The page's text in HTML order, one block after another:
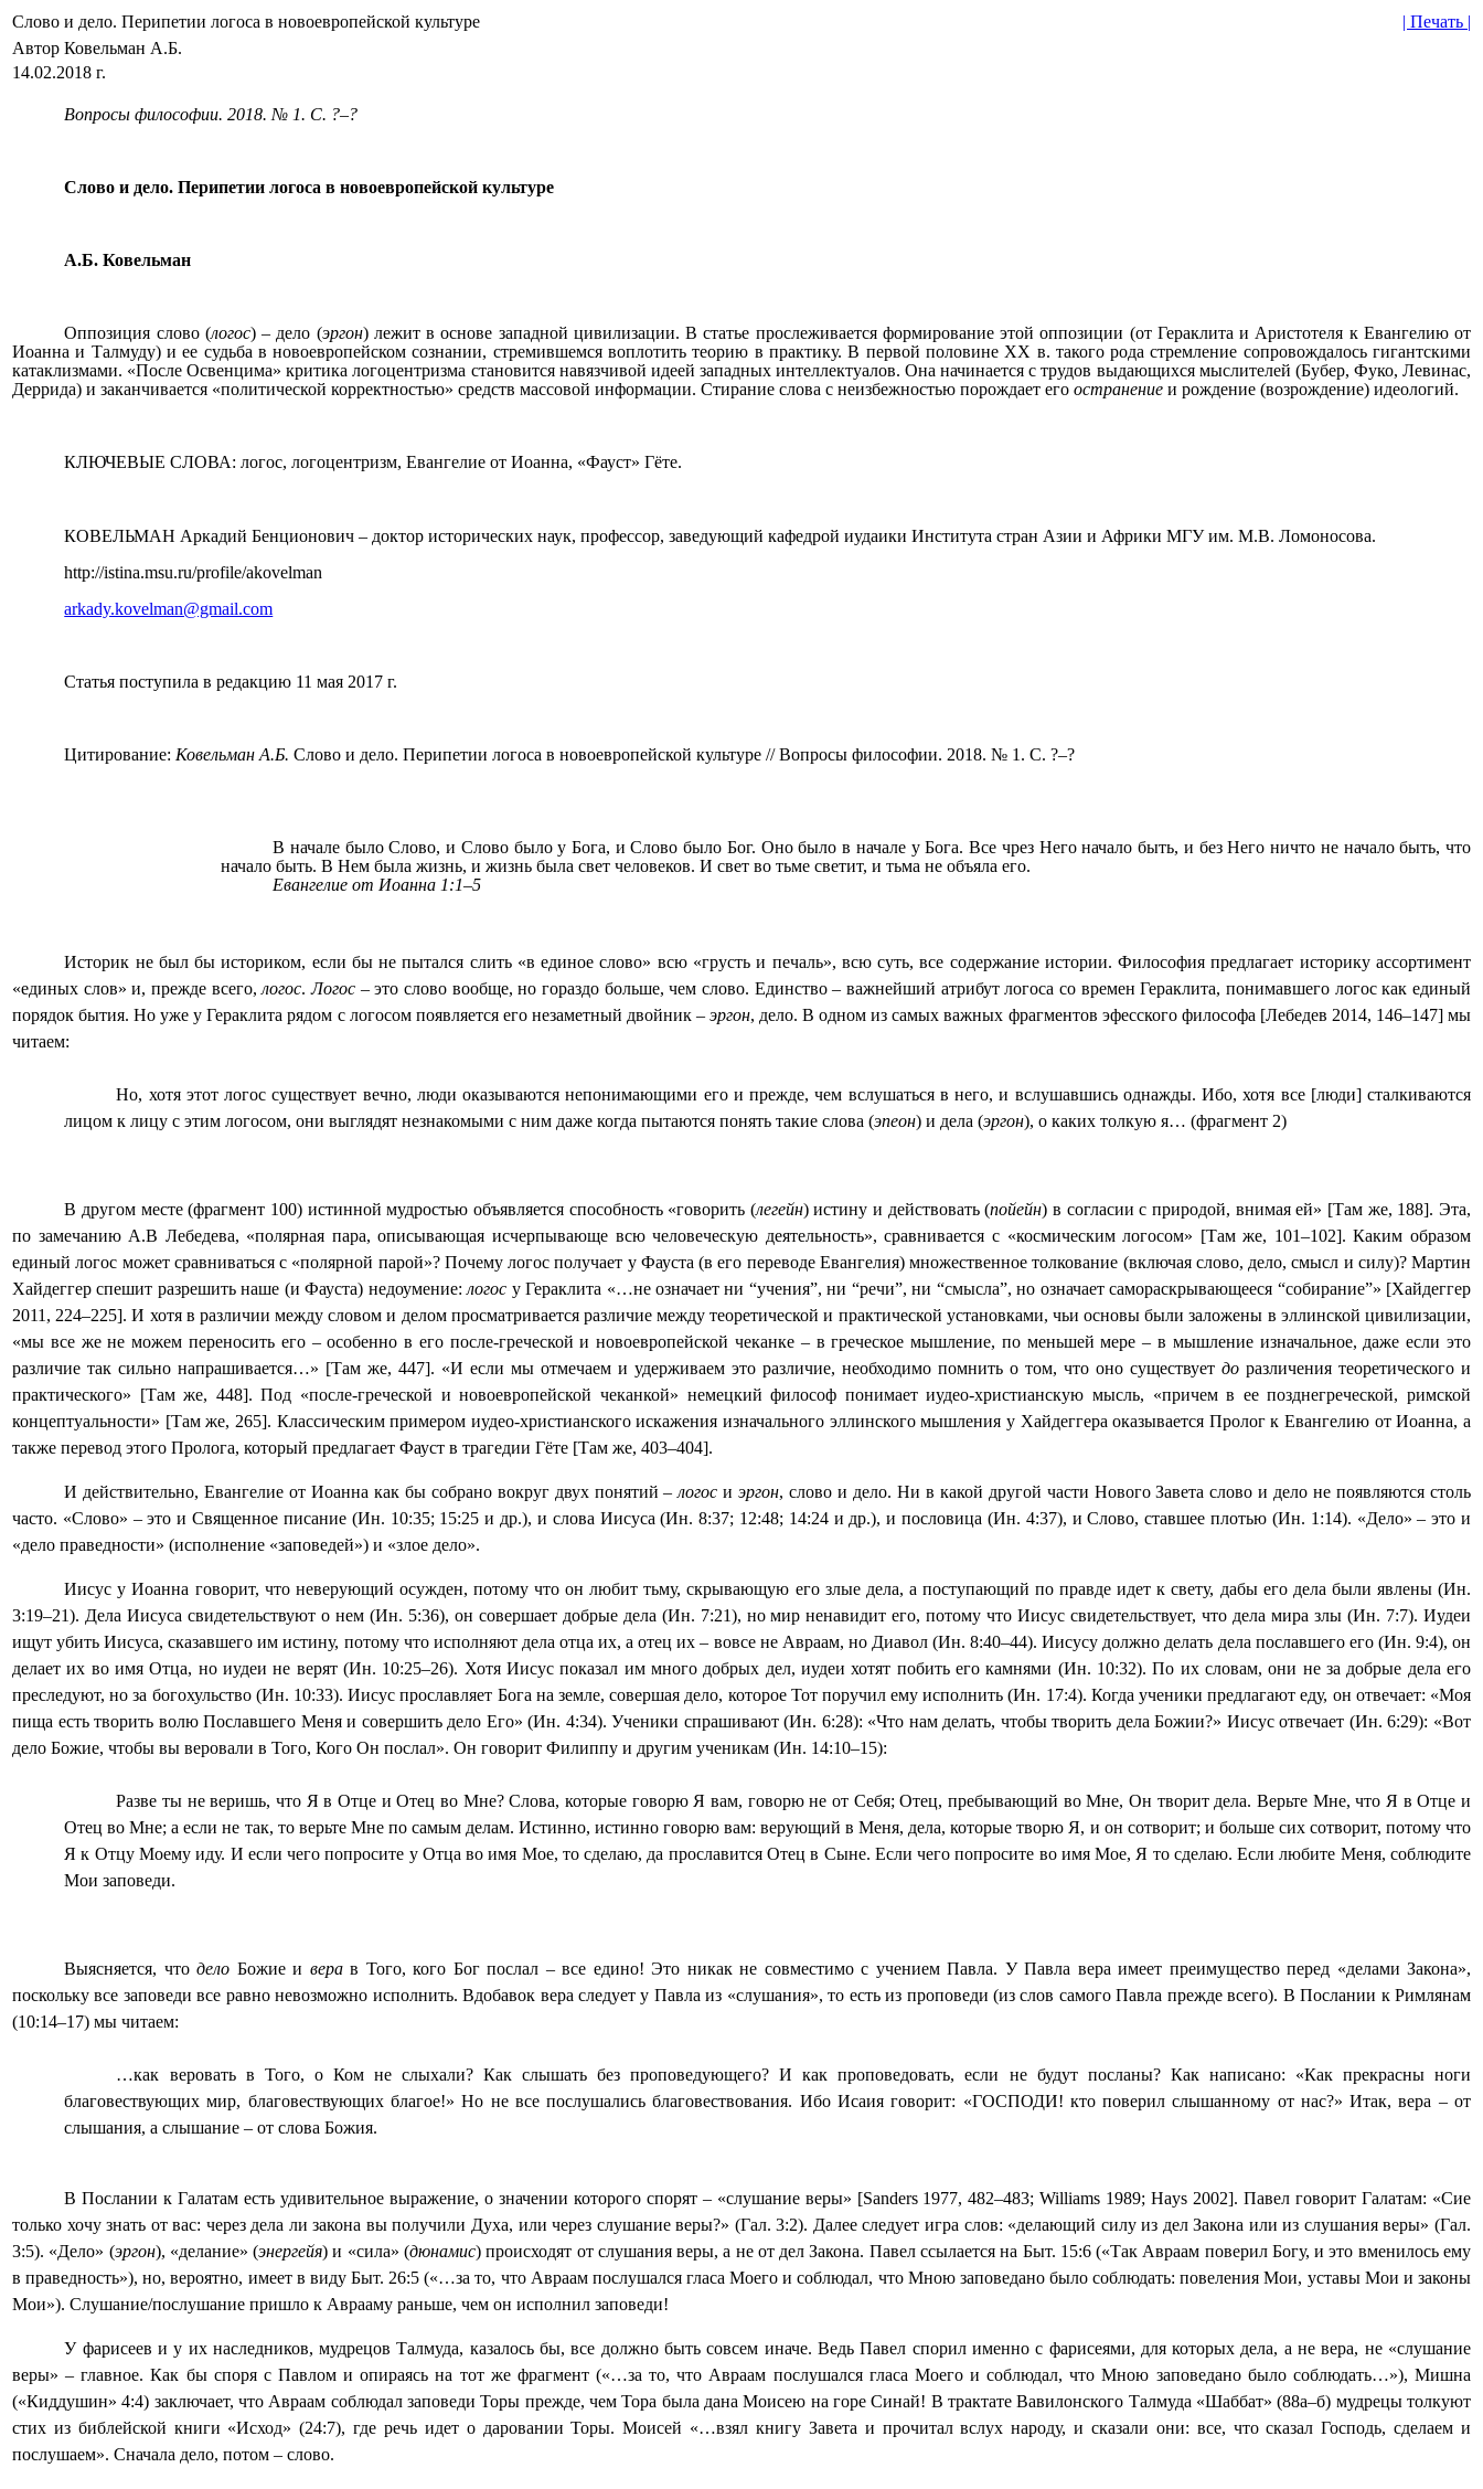
Слово и дело. Перипетии логоса в новоевропейской культуре
| Печать |
Автор Ковельман А.Б.
14.02.2018 г.
Вопросы философии. 2018. № 1. С. ?–?
Слово и дело. Перипетии логоса в новоевропейской культуре
А.Б. Ковельман
Оппозиция слово (логос) – дело (эргон) лежит в основе западной цивилизации. В статье прослеживается формирование этой оппозиции (от Гераклита и Аристотеля к Евангелию от
Иоанна и Талмуду) и ее судьба в новоевропейском сознании, стремившемся воплотить теорию в практику. В первой половине XX в. такого рода стремление сопровождалось гигантскими
катаклизмами. «После Освенцима» критикалогоцентризма становится навязчивой идеей западных интеллектуалов. Она начинается с трудов выдающихся мыслителей (Бубер, Фуко, Левинас,
Деррида) и заканчивается «политической корректностью» средств массовой информации. Стирание слова с неизбежностью порождает его остранение и рождение (возрождение) идеологий.
КЛЮЧЕВЫЕ СЛОВА: логос, логоцентризм, Евангелие от Иоанна, «Фауст» Гёте.
КОВЕЛЬМАН Аркадий Бенционович – доктор исторических наук, профессор, заведующий кафедрой иудаики Института стран Азии и Африки МГУ им. М.В. Ломоносова.
http://istina.msu.ru/profile/akovelman
arkady.kovelman@gmail.com
Статья поступила в редакцию 11 мая 2017 г.
Цитирование: Ковельман А.Б. Слово и дело. Перипетии логоса в новоевропейской культуре // Вопросы философии. 2018. № 1. С. ?–?
В начале было Слово, и Слово было у Бога, и Слово было Бог. Оно было в начале у Бога. Все чрез Него начало быть, и без Него ничто не начало быть, что
начало быть. В Нем была жизнь, и жизнь была свет человеков. И свет во тьме светит, и тьма не объяла его.
Евангелие от Иоанна 1:1–5
Историк не был бы историком, если бы не пытался слить «в единое слово» всю «грусть и печаль», всю суть, все содержание истории. Философия предлагает историку ассортимент
«единых слов» и, прежде всего,логос.Логос – это слово вообще, но гораздо больше, чем слово. Единство – важнейший атрибут логоса со времен Гераклита, понимавшего логос как единый
порядок бытия. Но уже у Гераклита рядом с логосом появляется его незаметный двойник –эргон, дело. В одном из самых важных фрагментов эфесского философа [Лебедев 2014, 146–147] мы
читаем:
Но, хотя этот логос существует вечно, люди оказываются непонимающими его и прежде, чем вслушаться в него, и вслушавшись однажды. Ибо, хотя все [люди] сталкиваются
лицом к лицу с этим логосом, они выглядят незнакомыми с ним даже когда пытаются понять такие слова (эпеон) и дела (эргон), о каких толкую я… (фрагмент 2)
В другом месте (фрагмент 100) истинной мудростью объявляется способность «говорить (легейн) истину и действовать (пойейн) в согласии с природой, внимая ей» [Там же, 188]. Эта,
по замечанию А.В Лебедева, «полярная пара, описывающая исчерпывающе всю человеческую деятельность», сравнивается с «космическим логосом» [Там же, 101–102]. Каким образом
единый логос может сравниваться с «полярной парой»? Почему логос получает у Фауста (в его переводе Евангелия) множественное толкование (включая слово, дело, смысл и силу)? Мартин
Хайдеггер спешит разрешить наше (и Фауста) недоумение:логос у Гераклита «…не означает ни “учения”, ни “речи”, ни “смысла”, но означает самораскрывающееся “собирание”» [Хайдеггер
2011, 224–225]. И хотя в различии между словом и делом просматривается различие между теоретической и практической установками, чьи основы были заложены в эллинской цивилизации,
«мы все же не можем переносить его – особенно в его после-греческой и новоевропейской чеканке – в греческое мышление, по меньшей мере – в мышление изначальное, даже если это
различие так сильно напрашивается…» [Там же, 447]. «И если мы отмечаем и удерживаем это различие, необходимо помнить о том, что оно существует до различения теоретического и
практического» [Там же, 448]. Под «после-греческой и новоевропейской чеканкой» немецкий философ понимает иудео-христианскую мысль, «причем в ее позднегреческой, римской
концептуальности» [Там же, 265]. Классическим примером иудео-христианского искажения изначального эллинского мышления у Хайдеггера оказывается Пролог к Евангелию от Иоанна, а
также перевод этого Пролога, который предлагает Фауст в трагедии Гёте [Там же, 403–404].
И действительно, Евангелие от Иоанна как бы собрано вокруг двух понятий –логос иэргон, слово и дело. Ни в какой другой части Нового Завета слово и дело не появляются столь
часто. «Слово» – это и Священное писание (Ин. 10:35; 15:25 и др.), и слова Иисуса (Ин. 8:37; 12:48; 14:24 и др.), и пословица (Ин. 4:37), и Слово, ставшее плотью (Ин. 1:14). «Дело» – это и
«дело праведности» (исполнение «заповедей») и «злое дело».
Иисус у Иоанна говорит, что неверующий осужден, потому что он любит тьму, скрывающую его злые дела, а поступающий по правде идет к свету, дабы его дела были явлены (Ин.
3:19–21). Дела Иисуса свидетельствуют о нем (Ин. 5:36), он совершает добрые дела (Ин. 7:21), но мир ненавидит его, потому что Иисус свидетельствует, что дела мира злы (Ин. 7:7). Иудеи
ищут убить Иисуса, сказавшего им истину, потому что исполняют дела отца их, а отец их – вовсе не Авраам, но Диавол (Ин. 8:40–44). Иисусу должно делать дела пославшего его (Ин. 9:4), он
делает их во имя Отца, но иудеи не верят (Ин. 10:25–26). Хотя Иисус показал им много добрых дел, иудеи хотят побить его камнями (Ин. 10:32). По их словам, они не за добрые дела его
преследуют, но за богохульство (Ин. 10:33). Иисус прославляет Бога на земле, совершая дело, которое Тот поручил ему исполнить (Ин. 17:4). Когда ученики предлагают еду, он отвечает: «Моя
пища есть творить волю Пославшего Меня и совершить дело Его» (Ин. 4:34). Ученики спрашивают (Ин. 6:28): «Что нам делать, чтобы творить дела Божии?» Иисус отвечает (Ин. 6:29): «Вот
дело Божие, чтобы вы веровали в Того, Кого Он послал». Он говорит Филиппу и другим ученикам (Ин. 14:10–15):
Разве ты не веришь, что Я в Отце и Отец во Мне? Слова, которые говорю Я вам, говорю не от Себя; Отец, пребывающий во Мне, Он творит дела. Верьте Мне, что Я в Отце и
Отец во Мне; а если не так, то верьте Мне по самым делам. Истинно, истинно говорю вам: верующий в Меня, дела, которые творю Я, и он сотворит; и больше сих сотворит, потому что
Я к Отцу Моему иду. И если чего попросите у Отца во имя Мое, то сделаю, да прославится Отец в Сыне. Если чего попросите во имя Мое, Я то сделаю. Если любите Меня, соблюдите
Мои заповеди.
Выясняется, чтодело Божие и верав Того, кого Бог послал – все едино! Это никак не совместимо с учением Павла. У Павла вера имеет преимущество перед «делами Закона»,
поскольку все заповеди все равно невозможно исполнить. Вдобавок вера следует у Павла из «слушания», то есть из проповеди (из слов самого Павла прежде всего). В Послании к Римлянам
(10:14–17) мы читаем:
…как веровать в Того, о Ком не слыхали? Как слышать без проповедующего? И как проповедовать, если не будут посланы? Как написано: «Как прекрасны ноги
благовествующих мир, благовествующих благое!» Но не все послушались благовествования. Ибо Исаия говорит: «ГОСПОДИ! кто поверил слышанному от нас?» Итак, вера – от
слышания, а слышание – от слова Божия.
В Послании к Галатам есть удивительное выражение, о значении которого спорят – «слушание веры» [Sanders1977, 482–483;Williams 1989;Hays 2002]. Павел говорит Галатам: «Сие
только хочу знать от вас: через дела ли закона вы получили Духа, или через слушание веры?» (Гал. 3:2). Далее следует игра слов: «делающий силу из дел Закона или из слушания веры» (Гал.
3:5). «Дело» (эргон), «делание» (энергейя) и «сила» (дюнамис) происходят от слушания веры, а не от дел Закона. Павел ссылается на Быт. 15:6 («Так Авраам поверил Богу, и это вменилось ему
в праведность»), но, вероятно, имеет в виду Быт. 26:5 («…за то, что Авраам послушался гласа Моего и соблюдал, что Мною заповедано было соблюдать: повеления Мои, уставы Мои и законы
Мои»). Слушание/послушание пришло к Аврааму раньше, чем он исполнил заповеди!
У фарисеев и у их наследников, мудрецов Талмуда, казалось бы, все должно быть совсем иначе. Ведь Павел спорил именно с фарисеями, для которых дела, а не вера, не «слушание
веры» – главное. Как бы споря с Павлом и опираясь на тот же фрагмент («…за то, что Авраам послушался гласа Моего и соблюдал, что Мною заповедано было соблюдать…»), Мишна
(«Киддушин» 4:4) заключает, что Авраам соблюдал заповеди Торы прежде, чем Тора была дана Моисею на горе Синай! В трактате Вавилонского Талмуда «Шаббат» (88а–б) мудрецы толкуют
стих из библейской книги «Исход» (24:7), где речь идет о даровании Торы. Моисей «…взял книгу Завета и прочитал вслух народу, и сказали они: все, что сказал Господь, сделаем и
послушаем». Сначала дело, потом – слово.